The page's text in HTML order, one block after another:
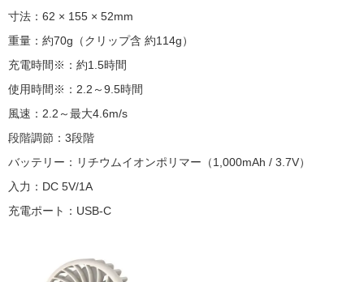
寸法：62 × 155 × 52mm
重量：約70g（クリップ含 約114g）
充電時間※：約1.5時間
使用時間※：2.2～9.5時間
風速：2.2～最大4.6m/s
段階調節：3段階
バッテリー：リチウムイオンポリマー（1,000mAh / 3.7V）
入力：DC 5V/1A
充電ポート：USB-C